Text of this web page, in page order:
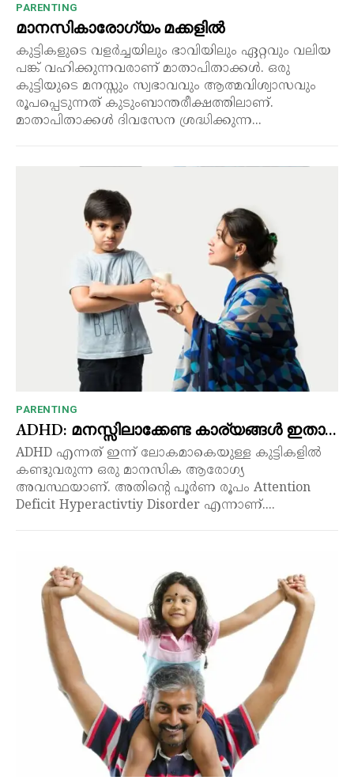
PARENTING
മാനസികാരോഗ്യം മക്കളിൽ
കുട്ടികളുടെ വളർച്ചയിലും ഭാവിയിലും ഏറ്റവും വലിയ
പങ്ക് വഹിക്കുന്നവരാണ് മാതാപിതാക്കൾ. ഒരു
കുട്ടിയുടെ മനസ്സും സ്വഭാവവും ആത്മവിശ്വാസവും
രൂപപ്പെടുന്നത് കുടുംബാന്തരീക്ഷത്തിലാണ്.
മാതാപിതാക്കൾ ദിവസേന ശ്രദ്ധിക്കുന്ന...
PARENTING
ADHD: മനസ്സിലാക്കേണ്ട കാര്യങ്ങൾ ഇതാ…
ADHD എന്നത് ഇന്ന് ലോകമാകെയുള്ള കുട്ടികളിൽ
കണ്ടുവരുന്ന ഒരു മാനസിക ആരോഗ്യ
അവസ്ഥയാണ്. അതിന്റെ പൂർണ രൂപം Attention
Deficit Hyperactivtiy Disorder എന്നാണ്....